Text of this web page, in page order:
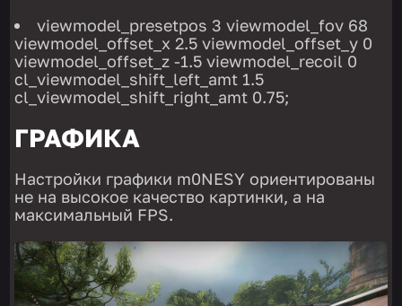
viewmodel_presetpos 3 viewmodel_fov 68
viewmodel_offset_x 2.5 viewmodel_offset_y 0
viewmodel_offset_z -1.5 viewmodel_recoil 0
cl_viewmodel_shift_left_amt 1.5
cl_viewmodel_shift_right_amt 0.75;
ГРАФИКА
Настройки графики m0NESY ориентированы
не на высокое качество картинки, а на
максимальный FPS.